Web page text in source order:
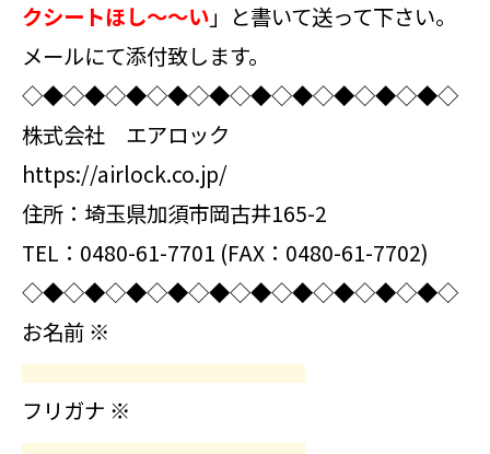
クシートほし～～い」と書いて送って下さい。
メールにて添付致します。
◇◆◇◆◇◆◇◆◇◆◇◆◇◆◇◆◇◆◇◆◇
株式会社 エアロック
https://airlock.co.jp/
住所：埼玉県加須市岡古井165-2
TEL：0480-61-7701 (FAX：0480-61-7702)
◇◆◇◆◇◆◇◆◇◆◇◆◇◆◇◆◇◆◇◆◇
お名前 ※
フリガナ ※